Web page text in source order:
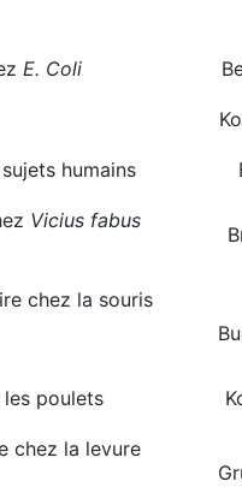
E. Coli
humains
Vicius fabus
chez la souris
poulets
chez la levure